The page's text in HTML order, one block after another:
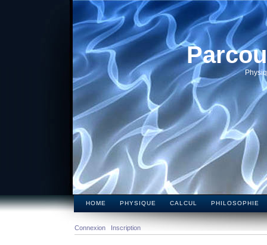
HOME PHYSIQUE CALCUL PHILOSOPHIE
Connexion Inscription